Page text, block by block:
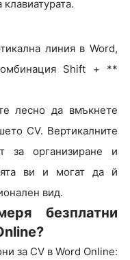
линия в Word,
Shift + **
лесно да вмъкнете
CV. Вертикалните
за организиране и
ви и могат да й
вид.
безплатни
за CV в Word Online: